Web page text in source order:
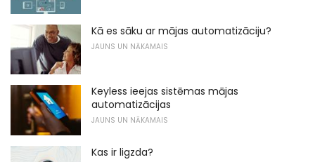
Kā es sāku ar mājas automatizāciju?
JAUNS UN NĀKAMAIS
Keyless ieejas sistēmas mājas
automatizācijas
JAUNS UN NĀKAMAIS
Kas ir ligzda?